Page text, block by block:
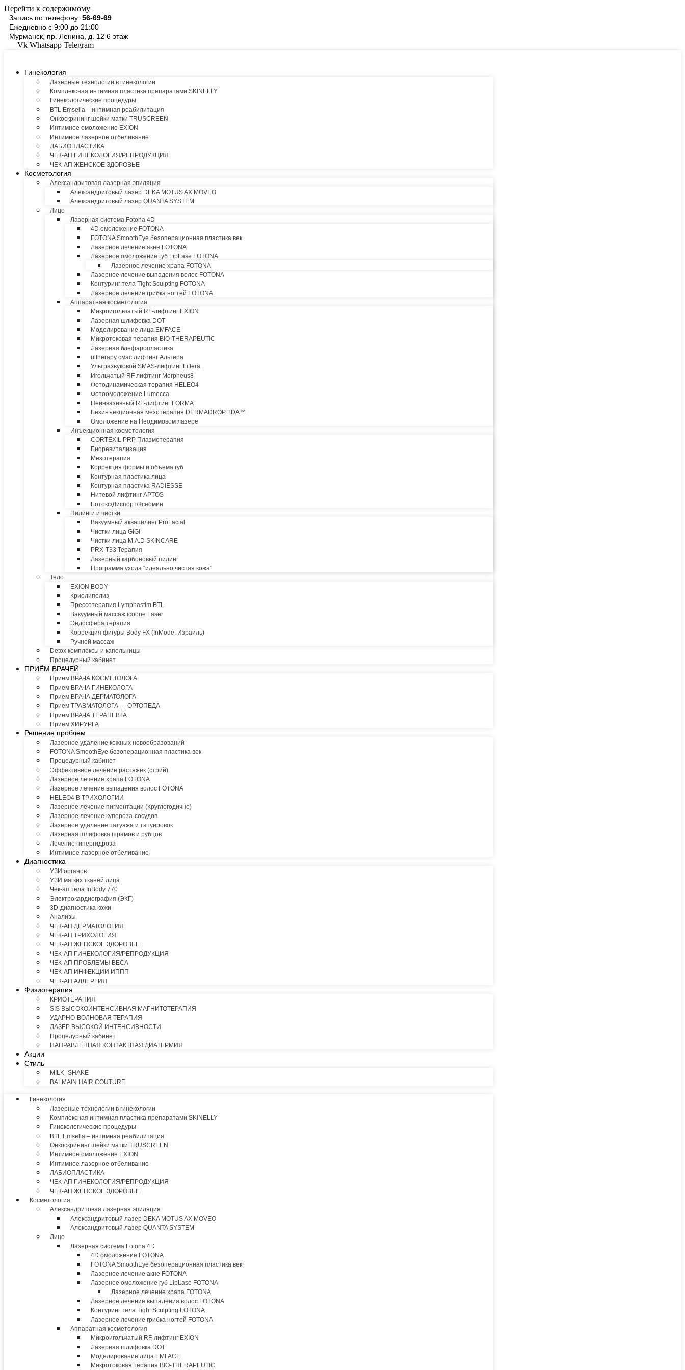
Перейти к содержимому
Запись по телефону: 56-69-69
Ежедневно с 9:00 до 21:00
Мурманск, пр. Ленина, д. 12 6 этаж
Vk Whatsapp Telegram
Гинекология
Лазерные технологии в гинекологии
Комплексная интимная пластика препаратами SKINELLY
Гинекологические процедуры
BTL Emsella – интимная реабилитация
Онкоскрининг шейки матки TRUSCREEN
Интимное омоложение EXION
Интимное лазерное отбеливание
ЛАБИОПЛАСТИКА
ЧЕК-АП ГИНЕКОЛОГИЯ/РЕПРОДУКЦИЯ
ЧЕК-АП ЖЕНСКОЕ ЗДОРОВЬЕ
Косметология
Александритовая лазерная эпиляция
Александритовый лазер DEKA MOTUS AX MOVEO
Александритовый лазер QUANTA SYSTEM
Лицо
Лазерная система Fotona 4D
4D омоложение FOTONA
FOTONA SmoothEye безоперационная пластика век
Лазерное лечение акне FOTONA
Лазерное омоложение губ LipLase FOTONA
Лазерное лечение храпа FOTONA
Лазерное лечение выпадения волос FOTONA
Контуринг тела Tight Sculpting FOTONA
Лазерное лечение грибка ногтей FOTONA
Аппаратная косметология
Микроигольчатый RF-лифтинг EXION
Лазерная шлифовка DOT
Моделирование лица EMFACE
Микротоковая терапия BIO-THERAPEUTIC
Лазерная блефаропластика
ultherapy смас лифтинг Альтера
Ультразвуковой SMAS-лифтинг Liftera
Игольчатый RF лифтинг Morpheus8
Фотодинамическая терапия HELEO4
Фотоомоложение Lumecca
Неинвазивный RF-лифтинг FORMA
Безинъекционная мезотерапия DERMADROP TDA™
Омоложение на Неодимовом лазере
Инъекционная косметология
CORTEXIL PRP Плазмотерапия
Биоревитализация
Мезотерапия
Коррекция формы и объема губ
Контурная пластика лица
Контурная пластика RADIESSE
Нитевой лифтинг APTOS
Ботокс/Диспорт/Ксеомин
Пилинги и чистки
Вакуумный аквапилинг ProFacial
Чистки лица GIGI
Чистки лица M.A.D SKINCARE
PRX-T33 Терапия
Лазерный карбоновый пилинг
Программа ухода “идеально чистая кожа”
Тело
EXION BODY
Криолиполиз
Прессотерапия Lymphastim BTL
Вакуумный массаж icoone Laser
Эндосфера терапия
Коррекция фигуры Body FX (InMode, Израиль)
Ручной массаж
Detox комплексы и капельницы
Процедурный кабинет
ПРИЁМ ВРАЧЕЙ
Прием ВРАЧА КОСМЕТОЛОГА
Прием ВРАЧА ГИНЕКОЛОГА
Прием ВРАЧА ДЕРМАТОЛОГА
Прием ТРАВМАТОЛОГА — ОРТОПЕДА
Прием ВРАЧА ТЕРАПЕВТА
Прием ХИРУРГА
Решение проблем
Лазерное удаление кожных новообразований
FOTONA SmoothEye безоперационная пластика век
Процедурный кабинет
Эффективное лечение растяжек (стрий)
Лазерное лечение храпа FOTONA
Лазерное лечение выпадения волос FOTONA
HELEO4 В ТРИХОЛОГИИ
Лазерное лечение пигментации (Круглогодично)
Лазерное лечение купероза-сосудов
Лазерное удаление татуажа и татуировок
Лазерная шлифовка шрамов и рубцов
Лечение гипергидроза
Интимное лазерное отбеливание
Диагностика
УЗИ органов
УЗИ мягких тканей лица
Чек-ап тела InBody 770
Электрокардиография (ЭКГ)
3D-диагностика кожи
Анализы
ЧЕК-АП ДЕРМАТОЛОГИЯ
ЧЕК-АП ТРИХОЛОГИЯ
ЧЕК-АП ЖЕНСКОЕ ЗДОРОВЬЕ
ЧЕК-АП ГИНЕКОЛОГИЯ/РЕПРОДУКЦИЯ
ЧЕК-АП ПРОБЛЕМЫ ВЕСА
ЧЕК-АП ИНФЕКЦИИ ИППП
ЧЕК-АП АЛЛЕРГИЯ
Физиотерапия
КРИОТЕРАПИЯ
SIS ВЫСОКОИНТЕНСИВНАЯ МАГНИТОТЕРАПИЯ
УДАРНО-ВОЛНОВАЯ ТЕРАПИЯ
ЛАЗЕР ВЫСОКОЙ ИНТЕНСИВНОСТИ
Процедурный кабинет
НАПРАВЛЕННАЯ КОНТАКТНАЯ ДИАТЕРМИЯ
Акции
Стиль
MILK_SHAKE
BALMAIN HAIR COUTURE
Гинекология
Лазерные технологии в гинекологии
Комплексная интимная пластика препаратами SKINELLY
Гинекологические процедуры
BTL Emsella – интимная реабилитация
Онкоскрининг шейки матки TRUSCREEN
Интимное омоложение EXION
Интимное лазерное отбеливание
ЛАБИОПЛАСТИКА
ЧЕК-АП ГИНЕКОЛОГИЯ/РЕПРОДУКЦИЯ
ЧЕК-АП ЖЕНСКОЕ ЗДОРОВЬЕ
Косметология
Александритовая лазерная эпиляция
Александритовый лазер DEKA MOTUS AX MOVEO
Александритовый лазер QUANTA SYSTEM
Лицо
Лазерная система Fotona 4D
4D омоложение FOTONA
FOTONA SmoothEye безоперационная пластика век
Лазерное лечение акне FOTONA
Лазерное омоложение губ LipLase FOTONA
Лазерное лечение храпа FOTONA
Лазерное лечение выпадения волос FOTONA
Контуринг тела Tight Sculpting FOTONA
Лазерное лечение грибка ногтей FOTONA
Аппаратная косметология
Микроигольчатый RF-лифтинг EXION
Лазерная шлифовка DOT
Моделирование лица EMFACE
Микротоковая терапия BIO-THERAPEUTIC